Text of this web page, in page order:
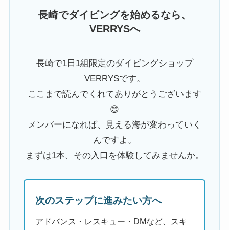
長崎でダイビングを始めるなら、
VERRYSへ
長崎で1日1組限定のダイビングショップ
VERRYSです。
ここまで読んでくれてありがとうございます
😊
メンバーになれば、見える海が変わっていく
んですよ。
まずは1本、その入口を体験してみませんか。
次のステップに進みたい方へ
アドバンス・レスキュー・DMなど、スキ